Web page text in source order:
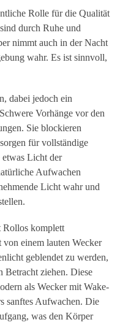
Rolle für die Qualität
durch Ruhe und
nimmt auch in der Nacht
wahr. Es ist sinnvoll,
dabei jedoch ein
Vorhänge vor den
Sie blockieren
für vollständige
Licht der
Aufwachen
Licht wahr und
Rollos komplett
einem lauten Wecker
geblendet zu werden,
Betracht ziehen. Diese
als Wecker mit Wake-
sanftes Aufwachen. Die
was den Körper